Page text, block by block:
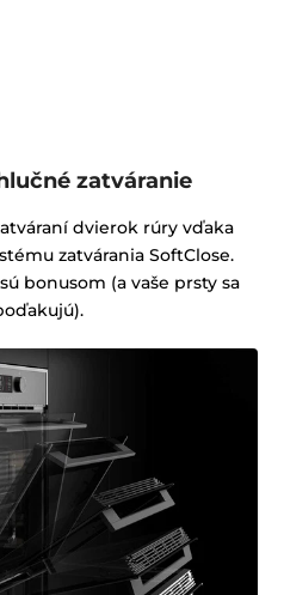
zatváranie
dvierok rúry vďaka
zatvárania SoftClose.
bonusom (a vaše prsty sa